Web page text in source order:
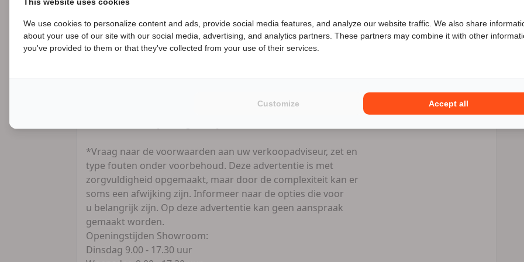
Financiering:
- Verschillende mogelijkheden voor zowel prive als
zakelijk.
Vertrouwd en zonder zorgen, Contant geld/ per bank +
*Vraag naar de voorwaarden aan uw verkoopadviseur, zet en
type fouten onder voorbehoud. Deze advertentie is met
zorgvuldigheid opgemaakt, maar door de complexiteit kan er
soms een afwijking zijn. Informeer naar de opties die voor
u belangrijk zijn. Op deze advertentie kan geen aanspraak
gemaakt worden.
Openingstijden Showroom:
Dinsdag 9.00 - 17.30 uur
Benieuwd naar de speciale Motor2go prijs? Bel 06 58906447
We use cookies to personalize content and ads, provide social media features, and analyze our website traffic. We also share
about your use of our site with our social media, advertising, and analytics partners. These partners may combine it with other
you've provided to them or that they've collected from your use of their services.
Customize Accept all